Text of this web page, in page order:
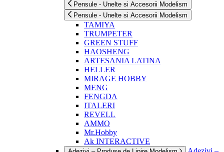
Pensule - Unelte si Accesorii Modelism
Pensule - Unelte si Accesorii Modelism
TAMIYA
TRUMPETER
GREEN STUFF
HAOSHENG
ARTESANIA LATINA
HELLER
MIRAGE HOBBY
MENG
FENGDA
ITALERI
REVELL
AMMO
Mr.Hobby
Ak INTERACTIVE